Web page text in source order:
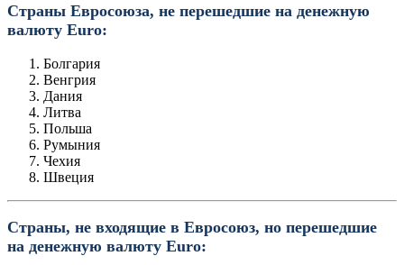
Страны Евросоюза, не перешедшие на денежную
валюту Euro:
Болгария
Венгрия
Дания
Литва
Польша
Румыния
Чехия
Швеция
Страны, не входящие в Евросоюз, но перешедшие
на денежную валюту Euro: